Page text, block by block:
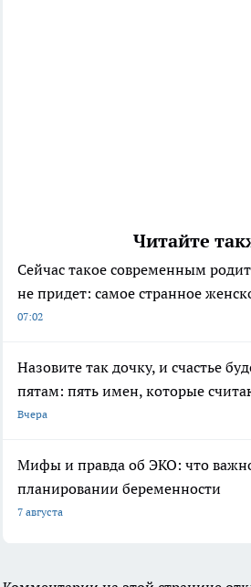
Читайте
Сейчас такое современным
не придет: самое странное
07:02
Назовите так дочку, и счастье
пятам: пять имен, которые
Вчера
Мифы и правда об ЭКО: что
планировании беременности
7 августа